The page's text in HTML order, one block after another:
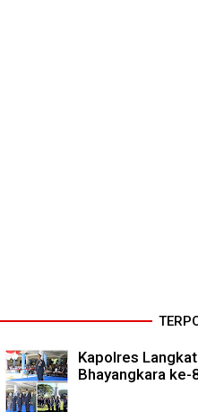
Kapolres
Bhayangkara